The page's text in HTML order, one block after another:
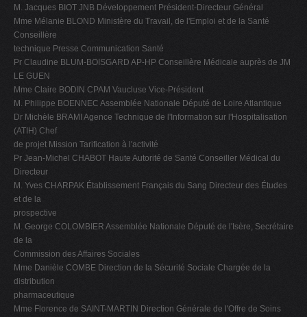
M. Jacques BIOT JNB Développement Président-Directeur Général
Mme Mélanie BLOND Ministère du Travail, de l'Emploi et de la Santé
Conseillère
technique Presse Communication Santé
Pr Claudine BLUM-BOISGARD AP-HP Conseillère Médicale auprès de JM
LE GUEN
Mme Claire BODIN CPAM Vaucluse Vice-Président
M. Philippe BOENNEC Assemblée Nationale Député de Loire Atlantique
Dr Michèle BRAMI Agence Technique de l'Information sur l'Hospitalisation
(ATIH) Chef
de projet Mission Tarification à l'activité
Pr Jean-Michel CHABOT Haute Autorité de Santé Conseiller Médical du
Directeur
M. Yves CHARPAK Établissement Français du Sang Directeur des Études
et de la
prospective
M. George COLOMBIER Assemblée Nationale Député de l'Isère, Secrétaire
de la
Commission des Affaires Sociales
Mme Danièle COMBE Direction de la Sécurité Sociale Chargée de la
distribution
pharmaceutique
Mme Florence de SAINT-MARTIN Direction Générale de l'Offre de Soins